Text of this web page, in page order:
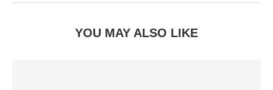
YOU MAY ALSO LIKE